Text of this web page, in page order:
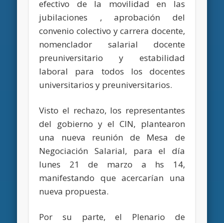
efectivo de la movilidad en las
jubilaciones , aprobación del
convenio colectivo y carrera docente,
nomenclador salarial docente
preuniversitario y estabilidad
laboral para todos los docentes
universitarios y preuniversitarios.
Visto el rechazo, los representantes
del gobierno y el CIN, plantearon
una nueva reunión de Mesa de
Negociación Salarial, para el día
lunes 21 de marzo a hs 14,
manifestando que acercarían una
nueva propuesta.
Por su parte, el Plenario de